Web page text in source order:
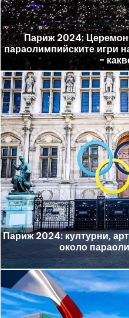
Париж 2024:
параолимпийските игри
-
Париж 2024: културни,
около